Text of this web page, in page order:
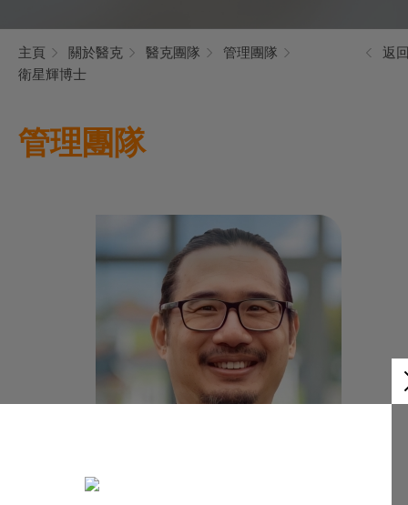
主頁 關於醫克 醫克團隊
管理團隊
衛星輝博士
返
管理團隊